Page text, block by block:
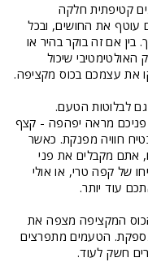
קטיפתית חלקה
עוטף את החושים, ובכל
אם זה בוקר בהיר או
האולטימטיבי שיכול
את עצמכם בכוס מקציפה.
גם לבלוטות הטעם.
פניכם מראה יפהפה - קצף
חוויה מפנקת. כאשר
אתם מקבלים את פני
של קפה טרי, או אולי
עוד יותר.
המקציפה מצפה את
הטעמים מתפרצים
חשק לעוד.